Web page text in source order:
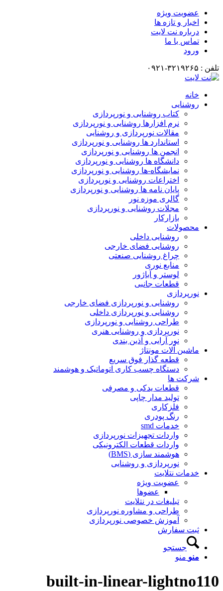
عضویت ویژه
اخبار و تازه ها
درباره نت لایت
تماس با ما
ورود
تلفن : ۳۲۱۹۲۶۵-۰۹۲۱
خانه
روشنایی
کتاب روشنایی و نورپردازی
نرم افزارها روشنایی و نورپردازی
مقالات نورپردازی و روشنایی
استاندارد ها روشنایی و نورپردازی
انجمن ها روشنایی و نورپردازی
دانشگاه ها روشنایی و نورپردازی
نمایشگاه-ها روشنایی و نورپردازی
اختراعات روشنایی و نورپردازی
پایان نامه ها روشنایی و نورپردازی
گالری موزه نور
مجلات روشنایی و نورپردازی
بازارکار
محصولات
روشنایی داخلی
روشنایی فضای خارجی
چراغ روشنایی صنعتی
منابع نوری
لوستر و آباژور
قطعات جانبی
نورپردازی
روشنایی و نورپردازی فضای خارجی
روشنایی و نورپردازی داخلی
طراحی روشنایی و نورپردازی
نورپردازی و روشنایی هنری
نور آرایی و آذین بندی
ماشین آلات مونتاژ
قطعه گذار فوق سریع
دستگاه چسب کاری اتوماتیک و هوشمند
شرکت ها
قطعات یدکی و مصرفی
تولید مدار چاپی
فلزکاری
رنگ پودری
خدمات smd
واردات تجهیزات نورپردازی
واردات قطعات الکترونیکی
هوشمند سازی (BMS)
نورپردازی و روشنایی
خدمات نتلایت
عضویت ویژه
عضوها
تبلیغات در نتلایت
طراحی و مشاوره نورپردازی
آموزش خصوصی نورپردازی
ثبت سفارش
جستجو
منو منو
built-in-linear-lightno110